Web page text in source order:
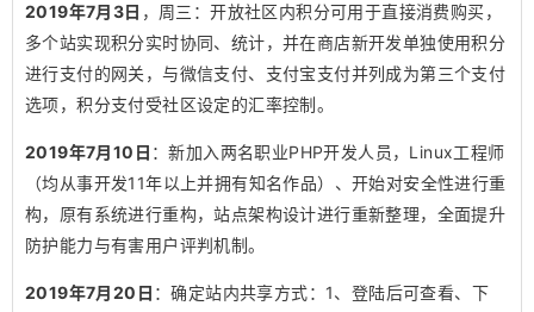
2019年7月3日 ，周三：开放社区内积分可用于直接消费购买，
多个站实现积分实时协同、统计，并在商店新开发单独使用积分
进行支付的网关，与微信支付、支付宝支付并列成为第三个支付
选项，积分支付受社区设定的汇率控制。
2019年7月10日 ：新加入两名职业PHP开发人员，Linux工程师
（均从事开发11年以上并拥有知名作品）、开始对安全性进行重
构，原有系统进行重构，站点架构设计进行重新整理，全面提升
防护能力与有害用户评判机制。
2019年7月20日 ：确定站内共享方式：1、登陆后可查看、下